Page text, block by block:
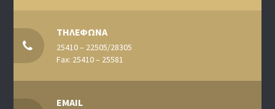
ΤΗΛΕΦΩΝΑ
25410 – 22505/28305
Fax: 25410 – 25581
EMAIL